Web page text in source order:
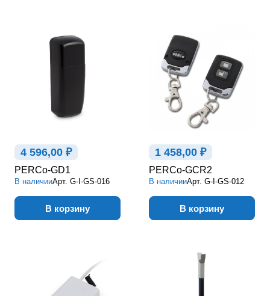
4 596,00 ₽
PERCo-GD1
В наличииАрт. G-I-GS-016
В корзину
1 458,00 ₽
PERCo-GCR2
В наличииАрт. G-I-GS-012
В корзину